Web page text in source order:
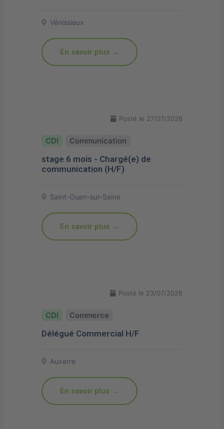
Vénissieux
En savoir plus →
Posté le 27/07/2026
Communication
stage 6 mois - Chargé(e) de
communication (H/F)
Saint-Ouen-sur-Seine
En savoir plus →
Posté le 23/07/2026
Commerce
Délégué Commercial H/F
Auxerre
En savoir plus →